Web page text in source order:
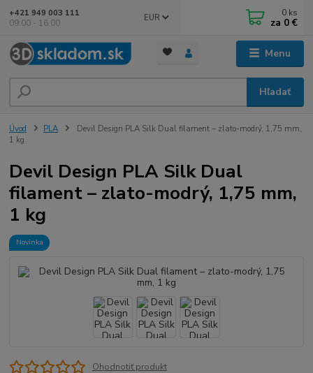
Menu
EUR
Hľadať
+421 949 003 111
09:00 - 16:00
0 ks
za 0 €
Úvod PLA
Devil Design PLA Silk Dual filament – zlato-modrý, 1,75 mm,
1 kg
Devil Design PLA Silk Dual
filament – zlato-modrý, 1,75 mm,
1 kg
Novinka
Ohodnotiť produkt